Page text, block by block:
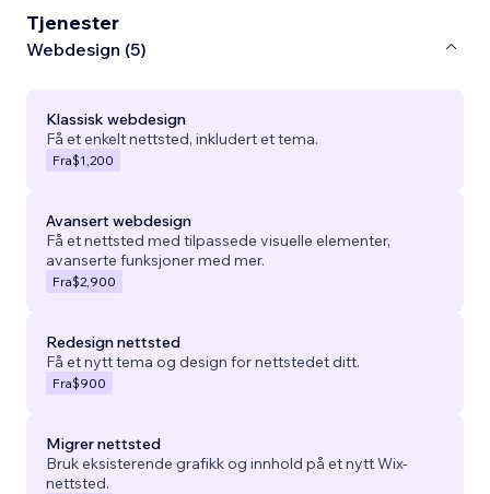
Tjenester
Webdesign (5)
Klassisk webdesign
Få et enkelt nettsted, inkludert et tema.
Fra$1,200
Avansert webdesign
Få et nettsted med tilpassede visuelle elementer,
avanserte funksjoner med mer.
Fra$2,900
Redesign nettsted
Få et nytt tema og design for nettstedet ditt.
Fra$900
Migrer nettsted
Bruk eksisterende grafikk og innhold på et nytt Wix-
nettsted.